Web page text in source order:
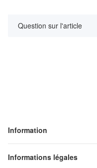
Question sur l'article
Information
Informations légales